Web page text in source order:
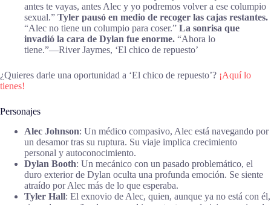
antes te vayas, antes Alec y yo podremos volver a ese columpio
sexual.” Tyler pausó en medio de recoger las cajas restantes.
“Alec no tiene un columpio para coser.” La sonrisa que
invadió la cara de Dylan fue enorme. “Ahora lo
tiene.”―River Jaymes, ‘El chico de repuesto’
¿Quieres darle una oportunidad a ‘El chico de repuesto’? ¡Aquí lo
tienes!
Personajes
Alec Johnson: Un médico compasivo, Alec está navegando por
un desamor tras su ruptura. Su viaje implica crecimiento
personal y autoconocimiento.
Dylan Booth: Un mecánico con un pasado problemático, el
duro exterior de Dylan oculta una profunda emoción. Se siente
atraído por Alec más de lo que esperaba.
Tyler Hall: El exnovio de Alec, quien, aunque ya no está con él,